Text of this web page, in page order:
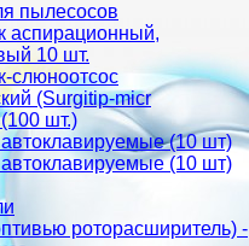
пылесосов
аспирационный,
10 шт.
слюноотсос
(Surgitip-micr
шт.)
(10 шт)
(10 шт)
роторасширитель) -